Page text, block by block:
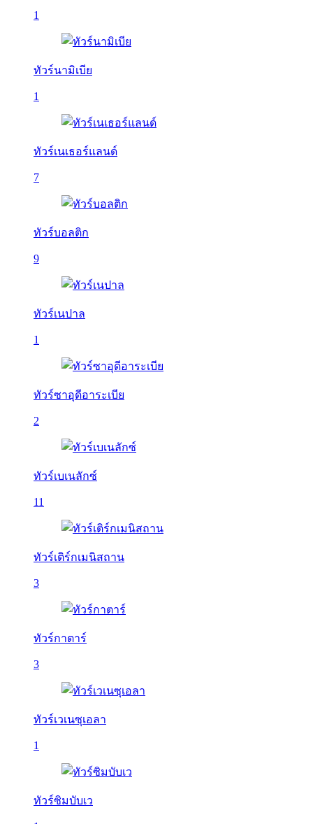
1
ทัวร์นามิเบีย
1
ทัวร์เนเธอร์แลนด์
7
ทัวร์บอลติก
9
ทัวร์เนปาล
1
ทัวร์ซาอุดีอาระเบีย
2
ทัวร์เบเนลักซ์
11
ทัวร์เติร์กเมนิสถาน
3
ทัวร์กาตาร์
3
ทัวร์เวเนซุเอลา
1
ทัวร์ซิมบับเว